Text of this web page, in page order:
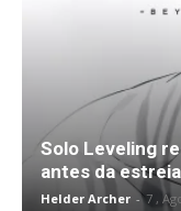
Solo Leveling
antes da
Helder Archer - 7 ,